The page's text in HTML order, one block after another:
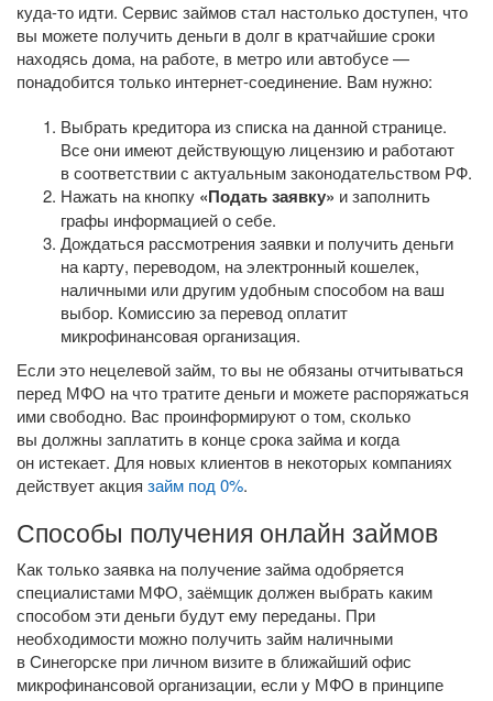
куда-то идти. Сервис займов стал настолько доступен, что
вы можете получить деньги в долг в кратчайшие сроки
находясь дома, на работе, в метро или автобусе —
понадобится только интернет-соединение. Вам нужно:
Выбрать кредитора из списка на данной странице.
Все они имеют действующую лицензию и работают
в соответствии с актуальным законодательством РФ.
Нажать на кнопку «Подать заявку» и заполнить
графы информацией о себе.
Дождаться рассмотрения заявки и получить деньги
на карту, переводом, на электронный кошелек,
наличными или другим удобным способом на ваш
выбор. Комиссию за перевод оплатит
микрофинансовая организация.
Если это нецелевой займ, то вы не обязаны отчитываться
перед МФО на что тратите деньги и можете распоряжаться
ими свободно. Вас проинформируют о том, сколько
вы должны заплатить в конце срока займа и когда
он истекает. Для новых клиентов в некоторых компаниях
действует акция займ под 0%.
Способы получения онлайн займов
Как только заявка на получение займа одобряется
специалистами МФО, заёмщик должен выбрать каким
способом эти деньги будут ему переданы. При
необходимости можно получить займ наличными
в Синегорске при личном визите в ближайший офис
микрофинансовой организации, если у МФО в принципе